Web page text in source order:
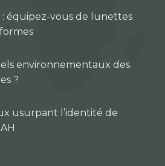
: équipez-vous de lunettes
environnementaux des
?
usurpant l’identité de